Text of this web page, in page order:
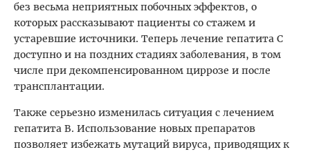
без весьма неприятных побочных эффектов, о
которых рассказывают пациенты со стажем и
устаревшие источники. Теперь лечение гепатита С
доступно и на поздних стадиях заболевания, в том
числе при декомпенсированном циррозе и после
трансплантации.
Также серьезно изменилась ситуация с лечением
гепатита В. Использование новых препаратов
позволяет избежать мутаций вируса, приводящих к